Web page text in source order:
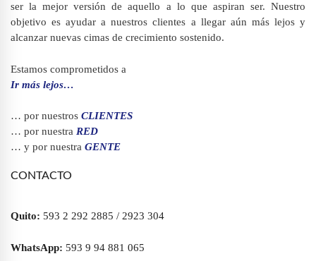
ser la mejor versión de aquello a lo que aspiran ser. Nuestro
objetivo es ayudar a nuestros clientes a llegar aún más lejos y
alcanzar nuevas cimas de crecimiento sostenido.
Estamos comprometidos a
Ir más lejos…
… por nuestros CLIENTES
… por nuestra RED
… y por nuestra GENTE
CONTACTO
Quito: 593 2 292 2885 / 2923 304
WhatsApp: 593 9 94 881 065